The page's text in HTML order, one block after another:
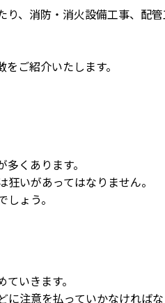
、消防・消火設備工事、配
ご紹介いたします。
くあります。
いがあってはなりません。
ょう。
いきます。
注意を払っていかなければな